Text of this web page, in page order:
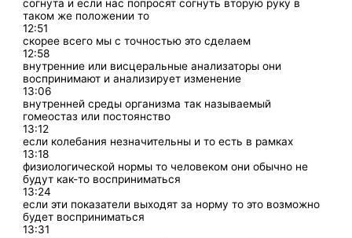
согнута и если нас попросят согнуть вторую руку в
таком же положении то
12:51
скорее всего мы с точностью это сделаем
12:58
внутренние или висцеральные анализаторы они
воспринимают и анализирует изменение
13:06
внутренней среды организма так называемый
гомеостаз или постоянство
13:12
если колебания незначительны и то есть в рамках
13:18
физиологической нормы то человеком они обычно не
будут как-то восприниматься
13:24
если эти показатели выходят за норму то это возможно
будет восприниматься
13:31